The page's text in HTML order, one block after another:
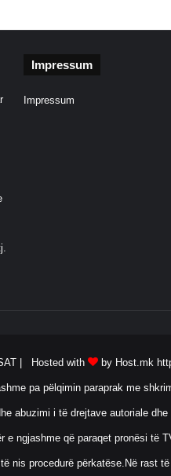
Impressum
Impressum
| Hosted with by Host.mk
pa pëlqimin paraprak me
i të drejtave autoriale
ngjashme që paraqet pronësi të
procedurë përkatëse.Në rast